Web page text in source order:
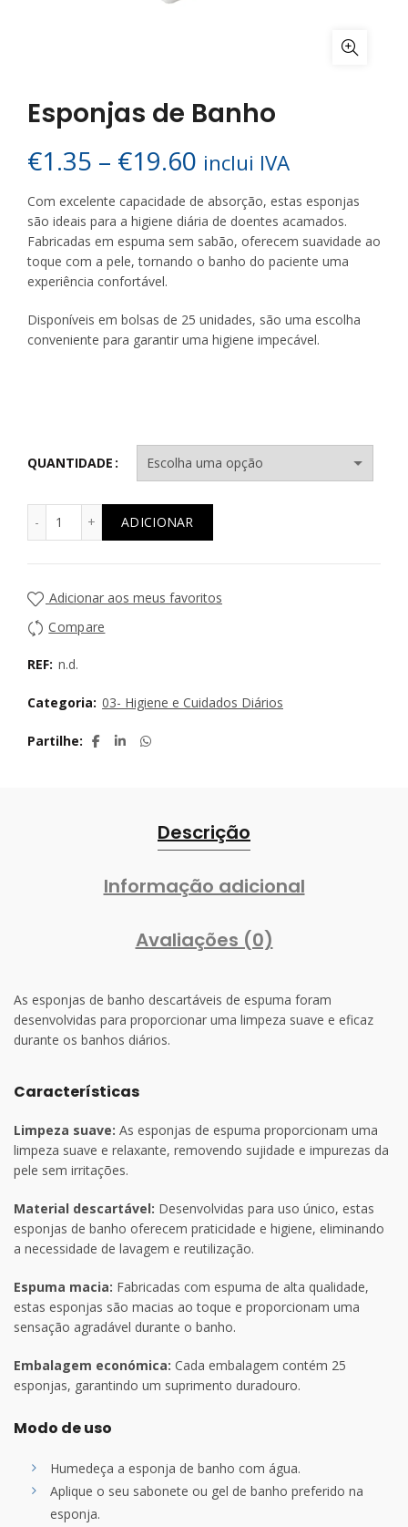
Esponjas de Banho
€1.35 – €19.60 Price
range:
€1.35
through
€19.60
inclui IVA
Com excelente capacidade de absorção, estas esponjas
são ideais para a higiene diária de doentes acamados.
Fabricadas em espuma sem sabão, oferecem suavidade ao
toque com a pele, tornando o banho do paciente uma
experiência confortável.
Disponíveis em bolsas de 25 unidades, são uma escolha
conveniente para garantir uma higiene impecável.
QUANTIDADE
ADICIONAR
Adicionar aos meus favoritos
Compare
REF: n.d.
Categoria: 03- Higiene e Cuidados Diários
Partilhe
Descrição
Informação adicional
Avaliações (0)
As esponjas de banho descartáveis de espuma foram
desenvolvidas para proporcionar uma limpeza suave e eficaz
durante os banhos diários.
Características
Limpeza suave: As esponjas de espuma proporcionam uma
limpeza suave e relaxante, removendo sujidade e impurezas da
pele sem irritações.
Material descartável: Desenvolvidas para uso único, estas
esponjas de banho oferecem praticidade e higiene, eliminando
a necessidade de lavagem e reutilização.
Espuma macia: Fabricadas com espuma de alta qualidade,
estas esponjas são macias ao toque e proporcionam uma
sensação agradável durante o banho.
Embalagem económica: Cada embalagem contém 25
esponjas, garantindo um suprimento duradouro.
Modo de uso
Humedeça a esponja de banho com água.
Aplique o seu sabonete ou gel de banho preferido na
esponja.